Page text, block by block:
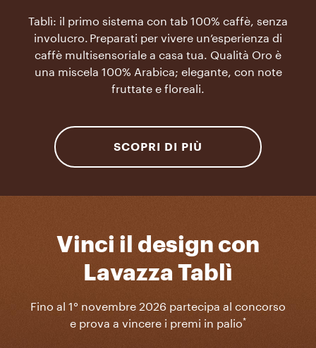
Tablì: il primo sistema con tab 100% caffè, senza
involucro. Preparati per vivere un’esperienza di
caffè multisensoriale a casa tua. Qualità Oro è
una miscela 100% Arabica; elegante, con note
fruttate e floreali.
SCOPRI DI PIÙ
Vinci il design con
Lavazza Tablì
Fino al 1° novembre 2026 partecipa al concorso
e prova a vincere i premi in palio*